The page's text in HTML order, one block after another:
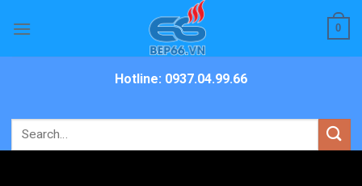
0
Hotline: 0937.04.99.66
Search
for: